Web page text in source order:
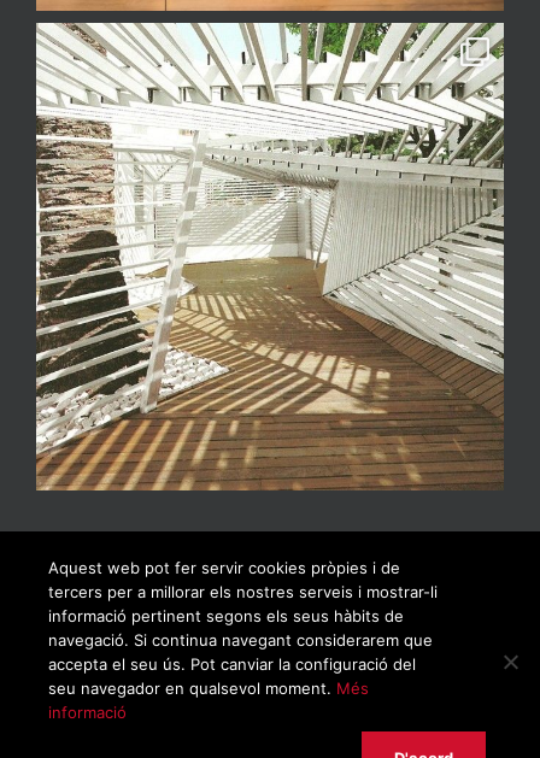
© Copyrigh 2019 | Tots els drets reservats |
Aquest web pot fer servir cookies pròpies i de
tercers per a millorar els nostres serveis i mostrar-li
informació pertinent segons els seus hàbits de
navegació. Si continua navegant considerarem que
accepta el seu ús. Pot canviar la configuració del
seu navegador en qualsevol moment. Més
informació